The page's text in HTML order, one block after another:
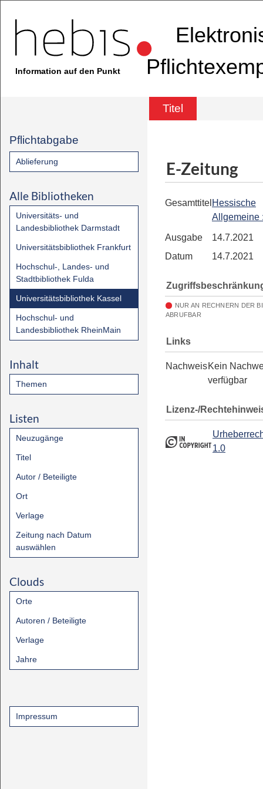
Information auf den Punkt
Titel
Pflichtabgabe
Ablieferung
Alle Bibliotheken
Universitäts- und
Landesbibliothek Darmstadt
Universitätsbibliothek Frankfurt
Hochschul-, Landes- und
Stadtbibliothek Fulda
Universitätsbibliothek Kassel
Hochschul- und
Landesbibliothek RheinMain
Inhalt
Themen
Listen
Neuzugänge
Titel
Autor / Beteiligte
Ort
Verlage
Zeitung nach Datum
auswählen
Clouds
Orte
Autoren / Beteiligte
Verlage
Jahre
Impressum
E-Zeitung
Gesamttitel Hessische
Allgemeine
Ausgabe
14.7.2021
Datum
14.7.2021
NUR AN RECHNERN DER
ABRUFBAR
Links
NachweisKein
verfügbar
Lizenz-/
1.0